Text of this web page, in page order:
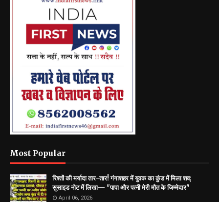
Most Popular
रिश्तों की मर्यादा तार-तार! गंगाशहर में युवक का कुंड में मिला शव;
सुसाइड नोट में लिखा— "पापा और पत्नी मेरी मौत के जिम्मेदार"
April 06, 2026